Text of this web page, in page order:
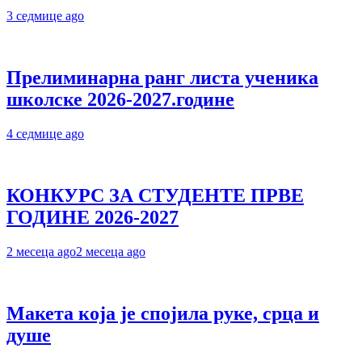
3 седмице ago
Прелиминарна ранг листа ученика
школске 2026-2027.године
4 седмице ago
КОНКУРС ЗА СТУДЕНТЕ ПРВЕ
ГОДИНЕ 2026-2027
2 месеца ago2 месеца ago
Макета која је спојила руке, срца и
душе